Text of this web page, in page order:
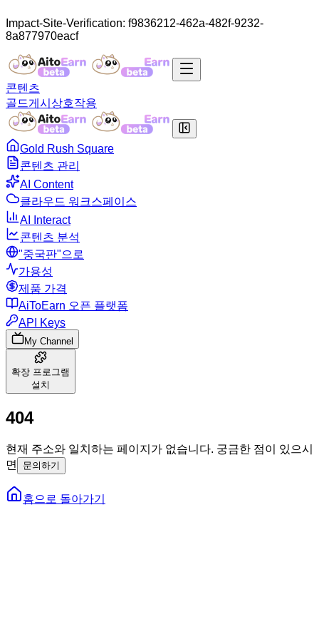
Impact-Site-Verification: f9836212-462a-482f-9232-
8a877970eacf
콘텐츠
골드게시 상호작용
Gold Rush Square
콘텐츠 관리
AI Content
클라우드 워크스페이스
AI Interact
콘텐츠 분석
"중국판"으로
가용성
제품 가격
AiToEarn 오픈 플랫폼
API Keys
My Channel
확장 프로그램
설치
404
현재 주소와 일치하는 페이지가 없습니다. 궁금한 점이 있으시
면
문의하기
홈으로 돌아가기